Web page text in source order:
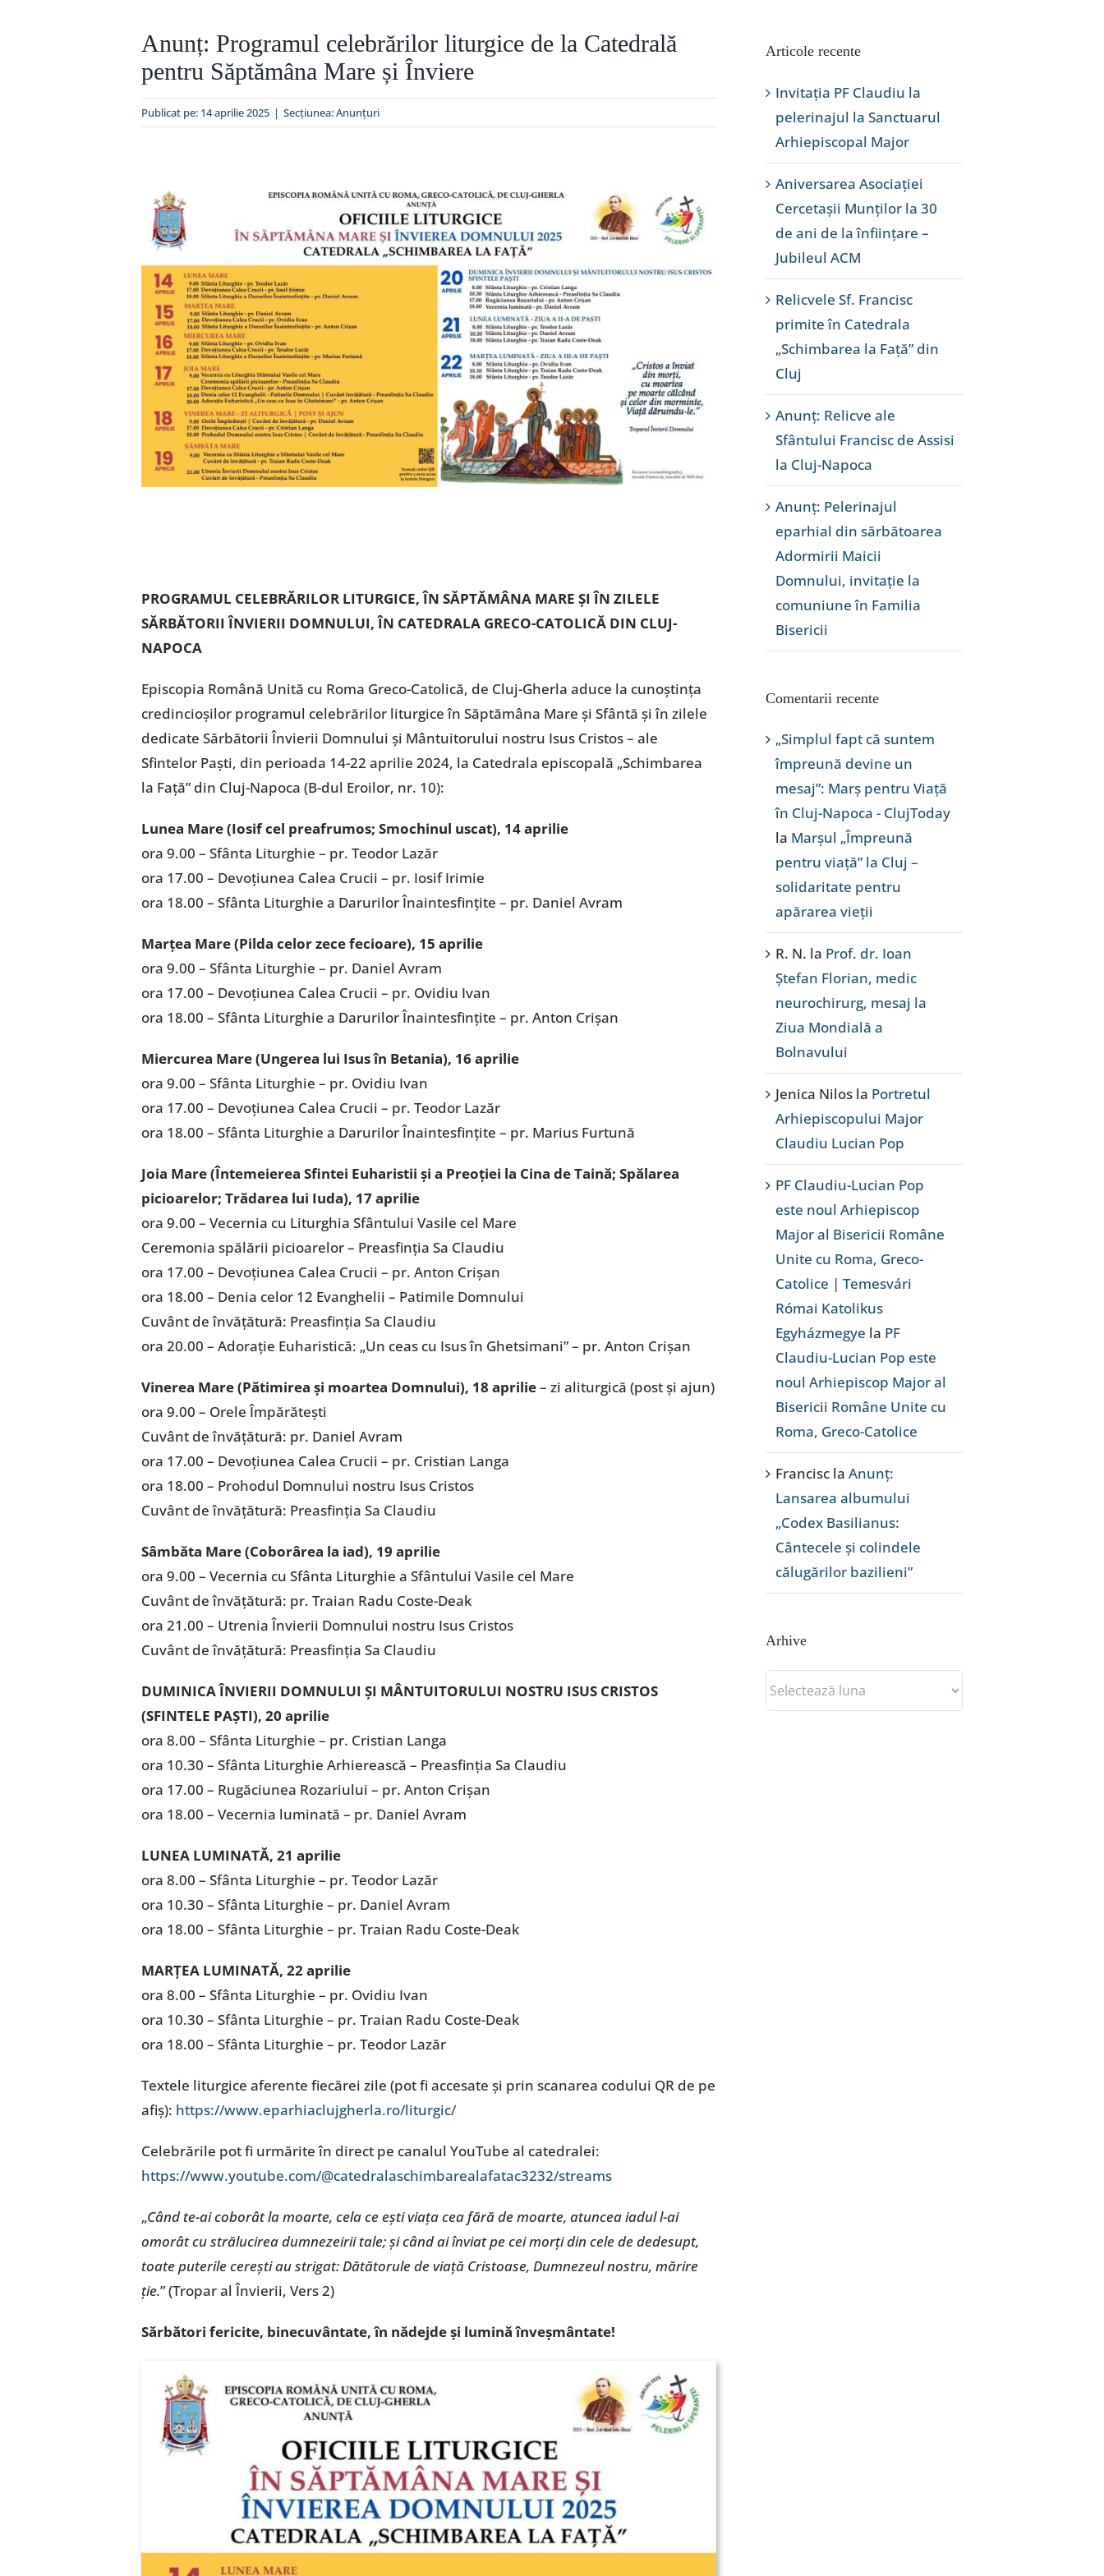
Anunț: Programul celebrărilor liturgice de la Catedrală
pentru Săptămâna Mare și Înviere
Publicat pe: 14 aprilie 2025 | Secțiunea:Anunţuri
PROGRAMUL CELEBRĂRILOR LITURGICE, ÎN SĂPTĂMÂNA MARE ȘI ÎN ZILELE
SĂRBĂTORII ÎNVIERII DOMNULUI, ÎN CATEDRALA GRECO-CATOLICĂ DIN CLUJ-
NAPOCA
Episcopia Română Unită cu Roma Greco-Catolică, de Cluj-Gherla aduce la cunoștința
credincioșilor programul celebrărilor liturgice în Săptămâna Mare și Sfântă și în zilele
dedicate Sărbătorii Învierii Domnului și Mântuitorului nostru Isus Cristos – ale
Sfintelor Paști, din perioada 14-22 aprilie 2024, la Catedrala episcopală „Schimbarea
la Față” din Cluj-Napoca (B-dul Eroilor, nr. 10):
Lunea Mare (Iosif cel preafrumos; Smochinul uscat), 14 aprilie
ora 9.00 – Sfânta Liturghie – pr. Teodor Lazăr
ora 17.00 – Devoțiunea Calea Crucii – pr. Iosif Irimie
ora 18.00 – Sfânta Liturghie a Darurilor Înaintesfințite – pr. Daniel Avram
Marțea Mare (Pilda celor zece fecioare), 15 aprilie
ora 9.00 – Sfânta Liturghie – pr. Daniel Avram
ora 17.00 – Devoțiunea Calea Crucii – pr. Ovidiu Ivan
ora 18.00 – Sfânta Liturghie a Darurilor Înaintesfințite – pr. Anton Crișan
Miercurea Mare (Ungerea lui Isus în Betania), 16 aprilie
ora 9.00 – Sfânta Liturghie – pr. Ovidiu Ivan
ora 17.00 – Devoțiunea Calea Crucii – pr. Teodor Lazăr
ora 18.00 – Sfânta Liturghie a Darurilor Înaintesfințite – pr. Marius Furtună
Joia Mare (Întemeierea Sfintei Euharistii și a Preoției la Cina de Taină; Spălarea
picioarelor; Trădarea lui Iuda), 17 aprilie
ora 9.00 – Vecernia cu Liturghia Sfântului Vasile cel Mare
Ceremonia spălării picioarelor – Preasfinția Sa Claudiu
ora 17.00 – Devoțiunea Calea Crucii – pr. Anton Crișan
ora 18.00 – Denia celor 12 Evanghelii – Patimile Domnului
Cuvânt de învățătură: Preasfinția Sa Claudiu
ora 20.00 – Adorație Euharistică: „Un ceas cu Isus în Ghetsimani” – pr. Anton Crișan
Vinerea Mare (Pătimirea și moartea Domnului), 18 aprilie– zi aliturgică (post și ajun)
ora 9.00 – Orele Împărătești
Cuvânt de învățătură: pr. Daniel Avram
ora 17.00 – Devoțiunea Calea Crucii – pr. Cristian Langa
ora 18.00 – Prohodul Domnului nostru Isus Cristos
Cuvânt de învățătură: Preasfinția Sa Claudiu
Sâmbăta Mare (Coborârea la iad), 19 aprilie
ora 9.00 – Vecernia cu Sfânta Liturghie a Sfântului Vasile cel Mare
Cuvânt de învățătură: pr. Traian Radu Coste-Deak
ora 21.00 – Utrenia Învierii Domnului nostru Isus Cristos
Cuvânt de învățătură: Preasfinția Sa Claudiu
DUMINICA ÎNVIERII DOMNULUI ȘI MÂNTUITORULUI NOSTRU ISUS CRISTOS
(SFINTELE PAȘTI), 20 aprilie
ora 8.00 – Sfânta Liturghie – pr. Cristian Langa
ora 10.30 – Sfânta Liturghie Arhierească – Preasfinția Sa Claudiu
ora 17.00 – Rugăciunea Rozariului – pr. Anton Crișan
ora 18.00 – Vecernia luminată – pr. Daniel Avram
LUNEA LUMINATĂ, 21 aprilie
ora 8.00 – Sfânta Liturghie – pr. Teodor Lazăr
ora 10.30 – Sfânta Liturghie – pr. Daniel Avram
ora 18.00 – Sfânta Liturghie – pr. Traian Radu Coste-Deak
MARȚEA LUMINATĂ, 22 aprilie
ora 8.00 – Sfânta Liturghie – pr. Ovidiu Ivan
ora 10.30 – Sfânta Liturghie – pr. Traian Radu Coste-Deak
ora 18.00 – Sfânta Liturghie – pr. Teodor Lazăr
Textele liturgice aferente fiecărei zile (pot fi accesate și prin scanarea codului QR de pe
afiș): https://www.eparhiaclujgherla.ro/liturgic/
Celebrările pot fi urmărite în direct pe canalul YouTube al catedralei:
https://www.youtube.com/@catedralaschimbarealafatac3232/streams
„Când te-ai coborât la moarte, cela ce ești viața cea fără de moarte, atuncea iadul l-ai
omorât cu strălucirea dumnezeirii tale; și când ai înviat pe cei morți din cele de dedesupt,
toate puterile cerești au strigat: Dătătorule de viață Cristoase, Dumnezeul nostru, mărire
ție.” (Tropar al Învierii, Vers 2)
Sărbători fericite, binecuvântate, în nădejde și lumină înveșmântate!
Articole recente
Invitația PF Claudiu la
pelerinajul la Sanctuarul
Arhiepiscopal Major
Aniversarea Asociației
Cercetașii Munților la 30
de ani de la înființare –
Jubileul ACM
Relicvele Sf. Francisc
primite în Catedrala
„Schimbarea la Față” din
Cluj
Anunț: Relicve ale
Sfântului Francisc de Assisi
la Cluj-Napoca
Anunț: Pelerinajul
eparhial din sărbătoarea
Adormirii Maicii
Domnului, invitație la
comuniune în Familia
Bisericii
Comentarii recente
„Simplul fapt că suntem
împreună devine un
mesaj”: Marș pentru Viață
în Cluj-Napoca - ClujToday
la Marșul „Împreună
pentru viață” la Cluj –
solidaritate pentru
apărarea vieții
R. N. la Prof. dr. Ioan
Ștefan Florian, medic
neurochirurg, mesaj la
Ziua Mondială a
Bolnavului
Jenica Nilos la Portretul
Arhiepiscopului Major
Claudiu Lucian Pop
PF Claudiu-Lucian Pop
este noul Arhiepiscop
Major al Bisericii Române
Unite cu Roma, Greco-
Catolice | Temesvári
Római Katolikus
Egyházmegye la PF
Claudiu-Lucian Pop este
noul Arhiepiscop Major al
Bisericii Române Unite cu
Roma, Greco-Catolice
Francisc la Anunț:
Lansarea albumului
„Codex Basilianus:
Cântecele și colindele
călugărilor bazilieni”
Arhive
Arhive